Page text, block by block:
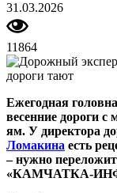
31.03.2026
11864
Ежегодная
весенние дороги
ям. У директора
Ломакина есть
– нужно
«КАМЧАТКА-